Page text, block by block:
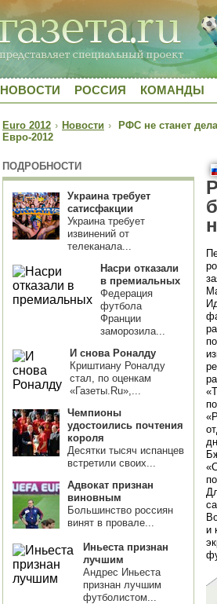
НОВОСТИ РОССИЯ КОМАНДЫ
Euro 2012 › Новости › РФС не станет
Евро-2012
ПОДРОБНОСТИ
Украина требует
сатисфакции
Украина требует
извинений от
телеканала...
Насри отказали
в премиальных
Федерация
футбола
Франции
заморозила...
И снова Роналду
Криштиану Роналду
стал, по оценкам
«Газеты.Ru»,...
Чемпионы
удостоились почтения
короля
Десятки тысяч испанцев
встретили своих...
Адвокат признан
виновным
Большинство россиян
винят в провале...
Иньеста признан
лучшим
Андрес Иньеста
признан лучшим
футболистом...
и